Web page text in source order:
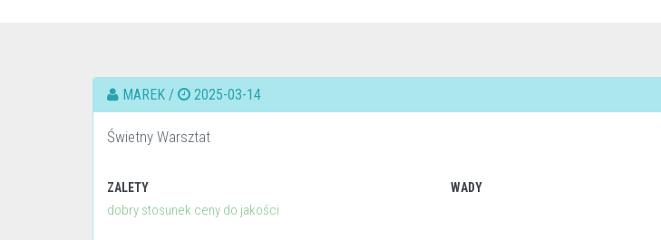
MAREK / 2025-03-14
Świetny Warsztat
ZALETY
dobry stosunek ceny do jakości
WADY